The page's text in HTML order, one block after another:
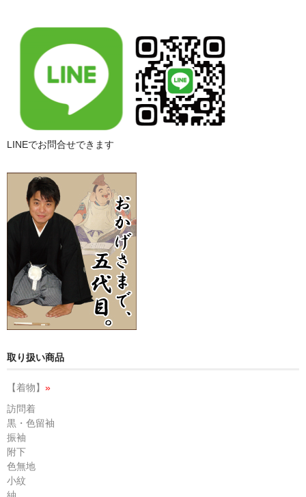
LINEでお問合せできます
取り扱い商品
【着物】 »
訪問着
黒・色留袖
振袖
附下
色無地
小紋